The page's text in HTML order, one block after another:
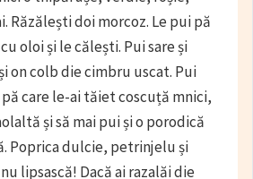
Răzălești doi morcoz. Le pui pă
oloi și le călești. Pui sare și
on colb die cimbru uscat. Pui
care le-ai tăiet coscuță mnici,
și să mai pui și o porodică
Poprica dulcie, petrinjelu și
lipsască! Dacă ai razalăi die